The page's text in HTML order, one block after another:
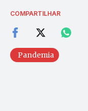
COMPARTILHAR
Pandemia